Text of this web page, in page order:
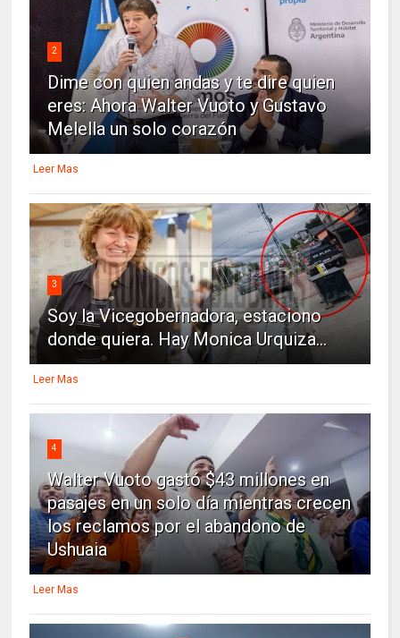
2
Dime con quien andas y te dire quien
eres: Ahora Walter Vuoto y Gustavo
Melella un solo corazón
Leer Mas
3
Soy la Vicegobernadora, estaciono
donde quiera. Hay Monica Urquiza...
Leer Mas
4
Walter Vuoto gastó $43 millones en
pasajes en un solo día mientras crecen
los reclamos por el abandono de
Ushuaia
Leer Mas